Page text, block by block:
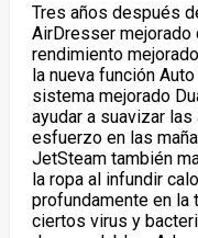
Tres años después
AirDresser mejorado
rendimiento
la nueva función
sistema mejorado
ayudar a suavizar
esfuerzo en las
JetSteam también
la ropa al infundir
profundamente en la
ciertos virus y